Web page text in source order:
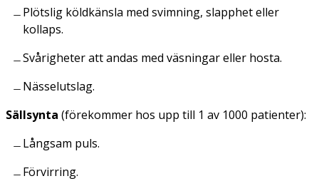
Plötslig köldkänsla med svimning, slapphet eller
kollaps.
Svårigheter att andas med väsningar eller hosta.
Nässelutslag.
Sällsynta (förekommer hos upp till 1 av 1000 patienter):
Långsam puls.
Förvirring.